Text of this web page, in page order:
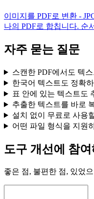
이미지를 PDF로 변환 -
나의 PDF로 합칩니다. 순
자주 묻는 질문
스캔한 PDF에서도 텍
한국어 텍스트도 정확
표 안에 있는 텍스트도
추출한 텍스트를 바로
설치 없이 무료로 사용
어떤 파일 형식을 지원
도구 개선에 참
좋은 점, 불편한 점, 있었